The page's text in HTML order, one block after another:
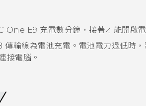
One E9‍ 充電數分鐘，接著才能開啟電
輸線為電池充電。電池電力過低時，
接電腦。